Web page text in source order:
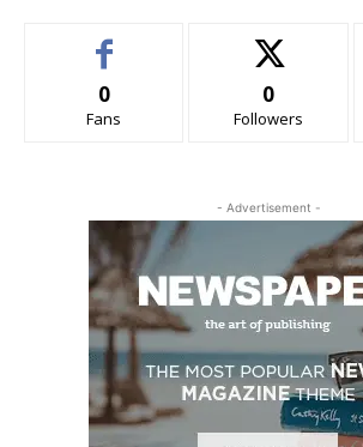
0
Fans
0
Followers
- Advertisement -